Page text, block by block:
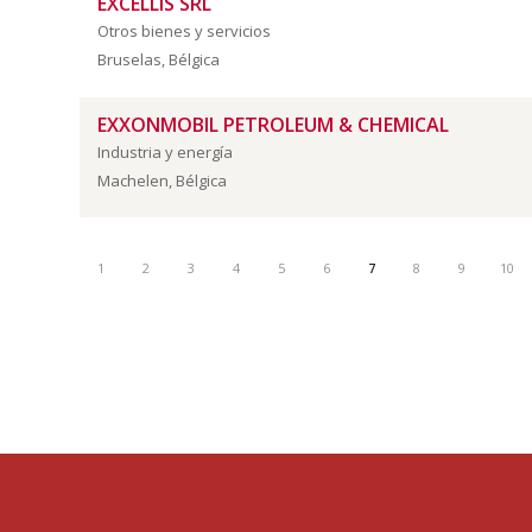
Otros bienes y servicios
Bruselas, Bélgica
EXXONMOBIL PETROLEUM & CHEMICAL
Industria y energía
Machelen, Bélgica
1 2 3 4 5 6 7 8 9 10